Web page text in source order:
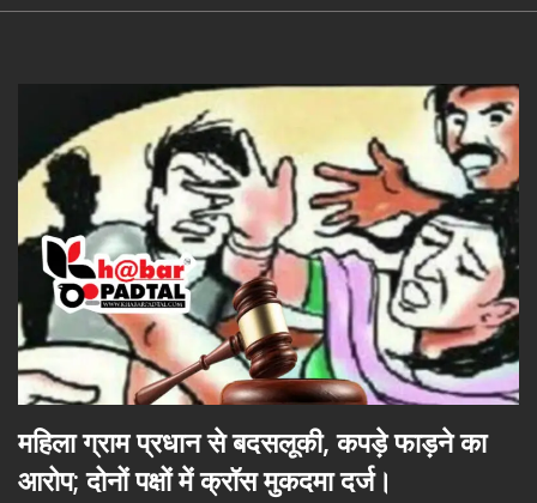
महिला ग्राम प्रधान से बदसलूकी, कपड़े फाड़ने का
आरोप; दोनों पक्षों में क्रॉस मुकदमा दर्ज।